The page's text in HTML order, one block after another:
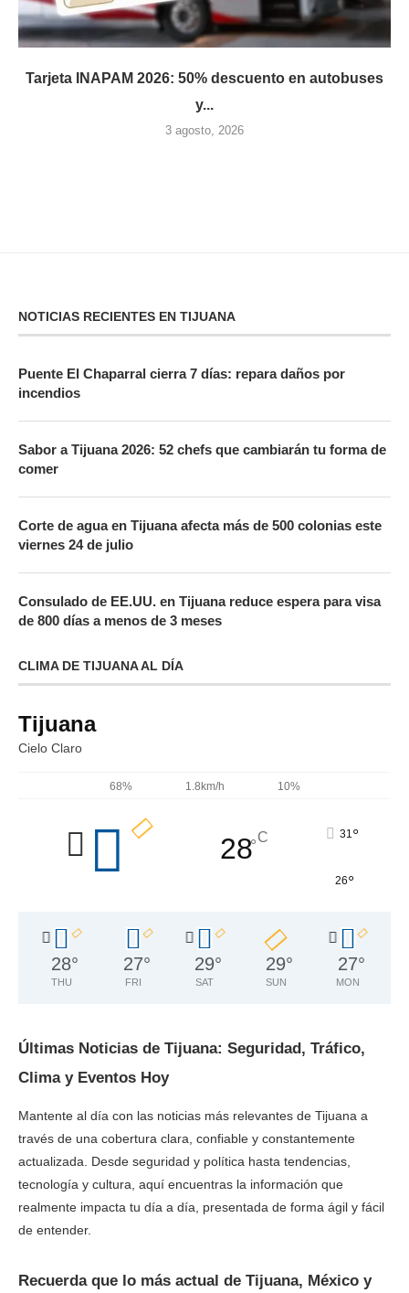
Tarjeta INAPAM 2026: 50% descuento en autobuses
y...
3 agosto, 2026
NOTICIAS RECIENTES EN TIJUANA
Puente El Chaparral cierra 7 días: repara daños por
incendios
Sabor a Tijuana 2026: 52 chefs que cambiarán tu forma de
comer
Corte de agua en Tijuana afecta más de 500 colonias este
viernes 24 de julio
Consulado de EE.UU. en Tijuana reduce espera para visa
de 800 días a menos de 3 meses
CLIMA DE TIJUANA AL DÍA
Tijuana
Cielo Claro
68% 1.8km/h 10%
28°C 31 °
26°
28°
THU
27°
FRI
29°
SAT
29°
SUN
27°
MON
Últimas Noticias de Tijuana: Seguridad, Tráfico,
Clima y Eventos Hoy
Mantente al día con las noticias más relevantes de Tijuana a
través de una cobertura clara, confiable y constantemente
actualizada. Desde seguridad y política hasta tendencias,
tecnología y cultura, aquí encuentras la información que
realmente impacta tu día a día, presentada de forma ágil y fácil
de entender.
Recuerda que lo más actual de Tijuana, México y